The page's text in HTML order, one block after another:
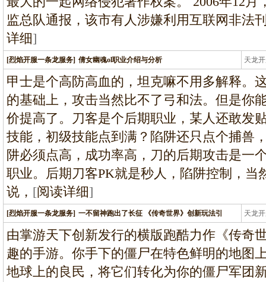
监总队通报，该市有人涉嫌利用互联网非法
详细]
[烈焰开服一条龙服务] 倩女幽魂ol职业介绍与分析 天龙
龙
甲士是个高防高血的，坦克嘛不用多解释。
的基础上，攻击当然比不了弓和法。但是你
价提高了。刀客是个后期职业，某人还敢发
技能，初级技能点到满？陷阱还只点个捕兽
阱必须点高，成功率高，刀的后期攻击是一
职业。后期刀客PK就是秒人，陷阱控制，当
说， [阅读详细]
[烈焰开服一条龙服务] 一不留神跑出了长征 《传奇世界》创新玩法引 天龙
龙
由掌游天下创新发行的横版跑酷力作《传奇
趣的手游。你手下的僵尸在特色鲜明的地图
地球上的良民，将它们转化为你的僵尸军团